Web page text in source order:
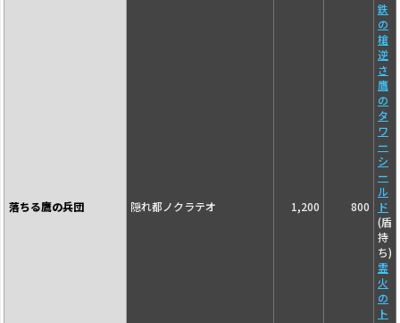
落ちる鷹の兵団 隠れ都ノクラテオ 1,200 800
鉄
の
槍
逆
さ
鷹
の
タ
ワ
ー
シ
ー
ル
ド
(盾
持
ち)
霊
火
の
ト